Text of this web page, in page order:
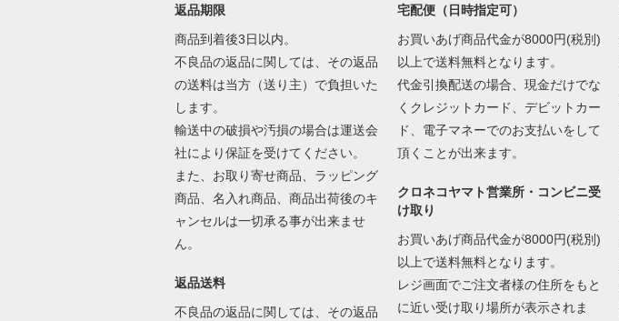
返品期限
商品到着後3日以内。
不良品の返品に関しては、その返品
の送料は当方（送り主）で負担いた
します。
輸送中の破損や汚損の場合は運送会
社により保証を受けてください。
また、お取り寄せ商品、ラッピング
商品、名入れ商品、商品出荷後のキ
ャンセルは一切承る事が出来ませ
ん。
返品送料
不良品の返品に関しては、その返品
宅配便（日時指定可）
お買いあげ商品代金が8000円(税別)
以上で送料無料となります。
代金引換配送の場合、現金だけでな
くクレジットカード、デビットカー
ド、電子マネーでのお支払いをして
頂くことが出来ます。
クロネコヤマト営業所・コンビニ受
け取り
お買いあげ商品代金が8000円(税別)
以上で送料無料となります。
レジ画面でご注文者様の住所をもと
に近い受け取り場所が表示されま